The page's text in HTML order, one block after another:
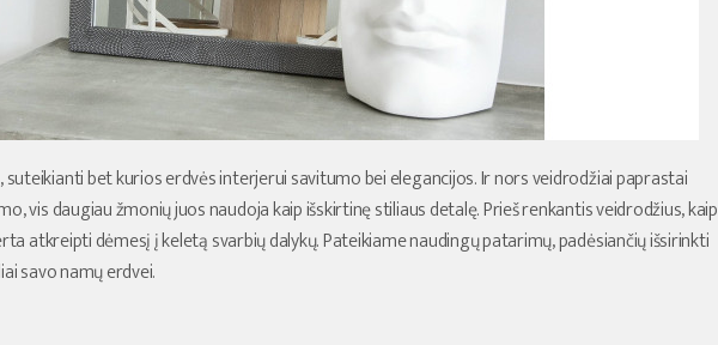
suteikianti bet kurios erdvės interjerui savitumo bei elegancijos. Ir nors veidrodžiai paprastai
vis daugiau žmonių juos naudoja kaip išskirtinę stiliaus detalę. Prieš renkantis veidrodžius, kaip
atkreipti dėmesį į keletą svarbių dalykų. Pateikiame naudingų patarimų, padėsiančių išsirinkti
savo namų erdvei.